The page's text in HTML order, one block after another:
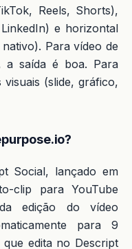
Reels, Shorts),
e horizontal
Para vídeo de
a saída é boa. Para
(slide, gráfico,
Social, lançado em
clip para YouTube
edição do vídeo
para 9
edita no Descript